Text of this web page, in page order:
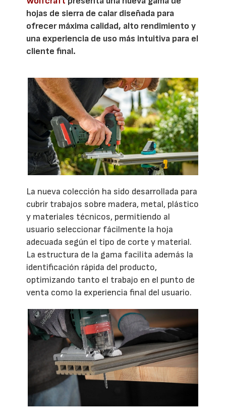
hojas de sierra de calar diseñada para
ofrecer máxima calidad, alto rendimiento y
una experiencia de uso más intuitiva para el
cliente final.
La nueva colección ha sido desarrollada para
cubrir trabajos sobre madera, metal, plástico
y materiales técnicos, permitiendo al
usuario seleccionar fácilmente la hoja
adecuada según el tipo de corte y material.
La estructura de la gama facilita además la
identificación rápida del producto,
optimizando tanto el trabajo en el punto de
venta como la experiencia final del usuario.